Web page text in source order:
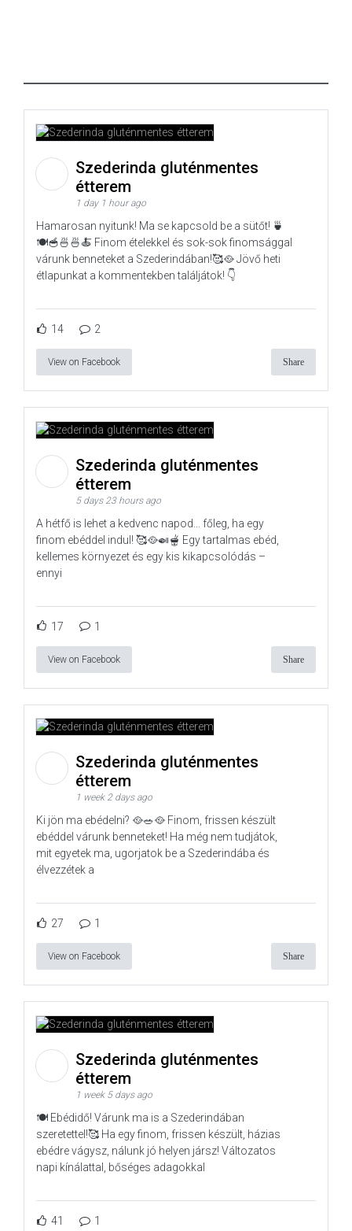
Szederinda gluténmentes
étterem
1 day 1 hour ago
Hamarosan nyitunk! Ma se kapcsold be a sütőt! 🍵
🍽️🥣🍜🍜🍝 Finom ételekkel és sok-sok finomsággal
várunk benneteket a Szederindában!🥰🥘 Jövő heti
étlapunkat a kommentekben találjátok! 👇
14 2
View on Facebook Share
Szederinda gluténmentes
étterem
5 days 23 hours ago
A hétfő is lehet a kedvenc napod… főleg, ha egy
finom ebéddel indul! 🥰🥘🍛🫕 Egy tartalmas ebéd,
kellemes környezet és egy kis kikapcsolódás –
ennyi
17 1
View on Facebook Share
Szederinda gluténmentes
étterem
1 week 2 days ago
Ki jön ma ebédelni? 🥘🥗🥘 Finom, frissen készült
ebéddel várunk benneteket! Ha még nem tudjátok,
mit egyetek ma, ugorjatok be a Szederindába és
élvezzétek a
27 1
View on Facebook Share
Szederinda gluténmentes
étterem
1 week 5 days ago
🍽️ Ebédidő! Várunk ma is a Szederindában
szeretettel!🥰 Ha egy finom, frissen készült, házias
ebédre vágysz, nálunk jó helyen jársz! Változatos
napi kínálattal, bőséges adagokkal
41 1